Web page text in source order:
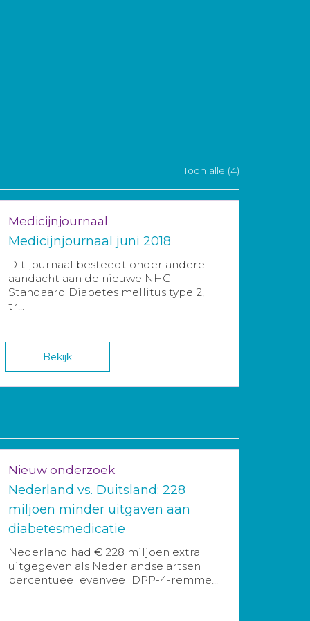
Toon alle (4)
Medicijnjournaal
Medicijnjournaal juni 2018
Dit journaal besteedt onder andere
aandacht aan de nieuwe NHG-
Standaard Diabetes mellitus type 2,
tr...
Bekijk
Nieuw onderzoek
Nederland vs. Duitsland: 228
miljoen minder uitgaven aan
diabetesmedicatie
Nederland had € 228 miljoen extra
uitgegeven als Nederlandse artsen
percentueel evenveel DPP-4-remme...